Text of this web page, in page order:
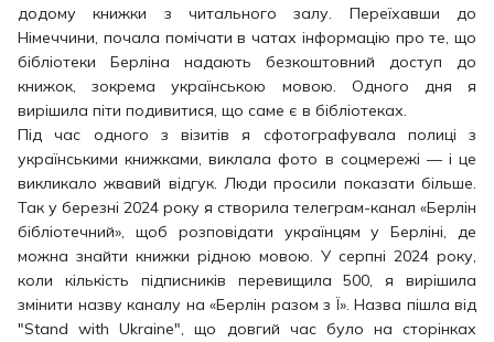
додому книжки з читального залу. Переїхавши до
Німеччини, почала помічати в чатах інформацію про те, що
бібліотеки Берліна надають безкоштовний доступ до
книжок, зокрема українською мовою. Одного дня я
вирішила піти подивитися, що саме є в бібліотеках.
Під час одного з візитів я сфотографувала полиці з
українськими книжками, виклала фото в соцмережі — і це
викликало жвавий відгук. Люди просили показати більше.
Так у березні 2024 року я створила телеграм-канал «Берлін
бібліотечний», щоб розповідати українцям у Берліні, де
можна знайти книжки рідною мовою. У серпні 2024 року,
коли кількість підписників перевищила 500, я вирішила
змінити назву каналу на «Берлін разом з Ї». Назва пішла від
"Stand with Ukraine", що довгий час було на сторінках